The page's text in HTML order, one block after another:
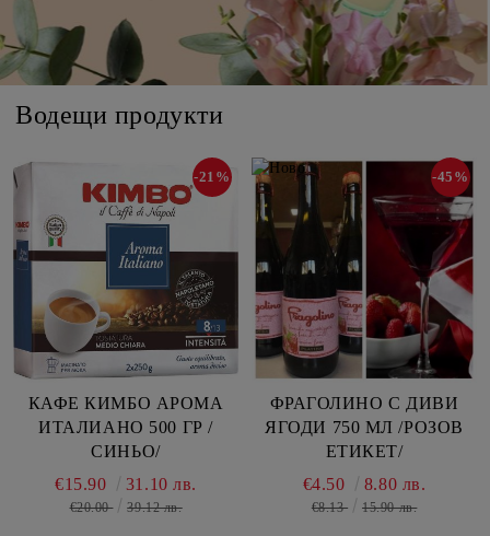
Водещи продукти
КАФЕ КИМБО АРОМА
ИТАЛИАНО 500 ГР /
СИНЬО/
-21%
€15.90 31.10 лв.
€20.00 39.12 лв.
ФРАГОЛИНО С ДИВИ
ЯГОДИ 750 МЛ /РОЗОВ
ЕТИКЕТ/
-45%
€4.50 8.80 лв.
€8.13 15.90 лв.